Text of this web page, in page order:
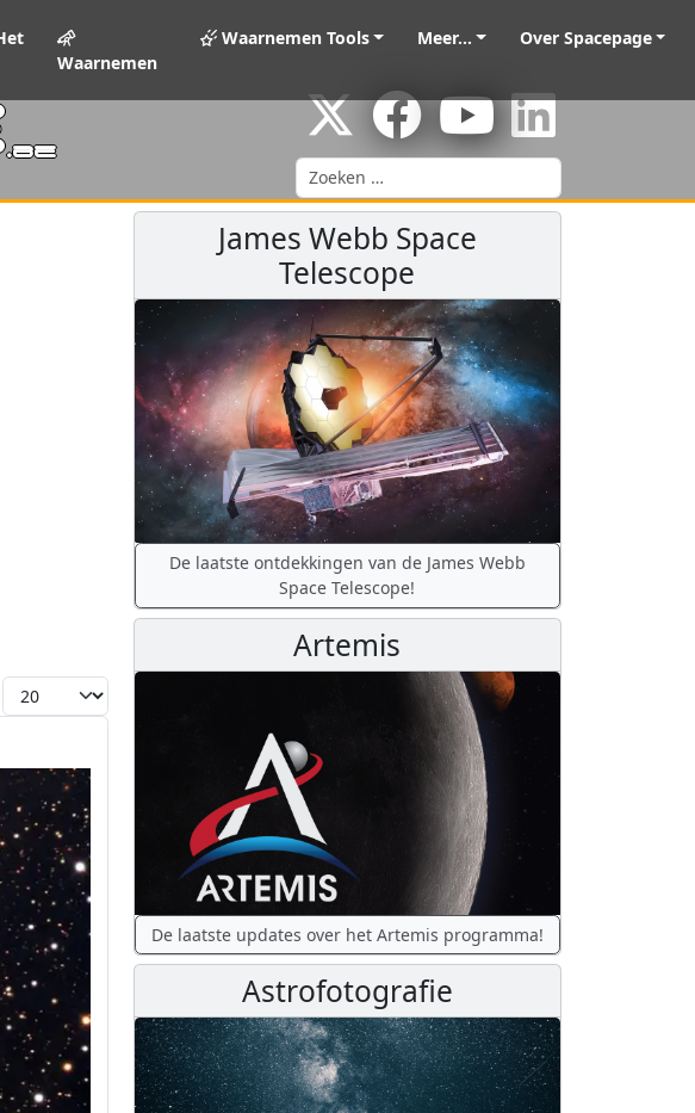
Waarnemen
Waarnemen Tools Meer... Over Spacepage
.be
Zoeken
Toon #
James Webb Space
Telescope
De laatste ontdekkingen van de James Webb
Space Telescope!
Artemis
De laatste updates over het Artemis programma!
Astrofotografie